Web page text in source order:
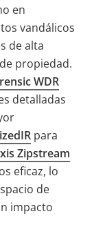
en
vandálicos
de alta
propiedad.
WDR
detalladas
para
Zipstream
eficaz, lo
de
impacto